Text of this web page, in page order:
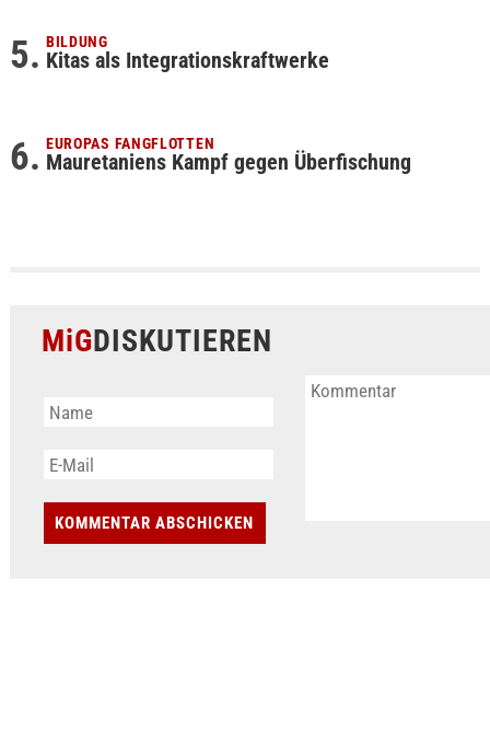
BILDUNG
Kitas als Integrationskraftwerke
EUROPAS FANGFLOTTEN
Mauretaniens Kampf gegen Überfischung
MiGDISKUTIEREN